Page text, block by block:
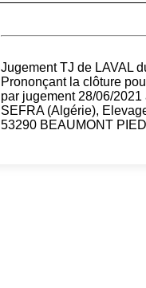
Jugement TJ de LAVAL
Prononçant la clôture
par jugement 28/06/
SEFRA (Algérie),
53290 BEAUMONT